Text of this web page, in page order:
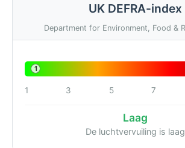
UK DEFRA-index
Department for Environment, Food &
1
1 3 5 7
Laag
De luchtvervuiling is laag